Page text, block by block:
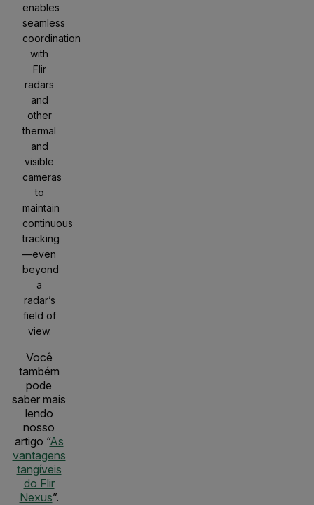
enables
seamless
coordination
with
Flir
radars
and
other
thermal
and
visible
cameras
to
maintain
continuous
tracking
—even
beyond
a
radar’s
field of
view.
Você
também
pode
saber mais
lendo
nosso
artigo “As
vantagens
tangíveis
do Flir
Nexus”.